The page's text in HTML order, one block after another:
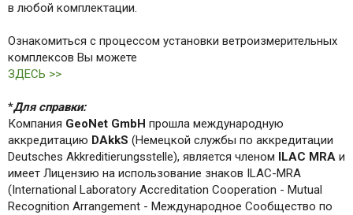
в любой комплектации.
Ознакомиться с процессом установки ветроизмерительных
комплексов Вы можете
ЗДЕСЬ >>
*Для справки:
Компания GeoNet GmbH прошла международную
аккредитацию DAkkS (Немецкой службы по аккредитации
Deutsches Akkreditierungsstelle), является членом ILAC MRA и
имеет Лицензию на использование знаков ILAC-MRA
(International Laboratory Accreditation Cooperation - Mutual
Recognition Arrangement - Международное Сообщество по